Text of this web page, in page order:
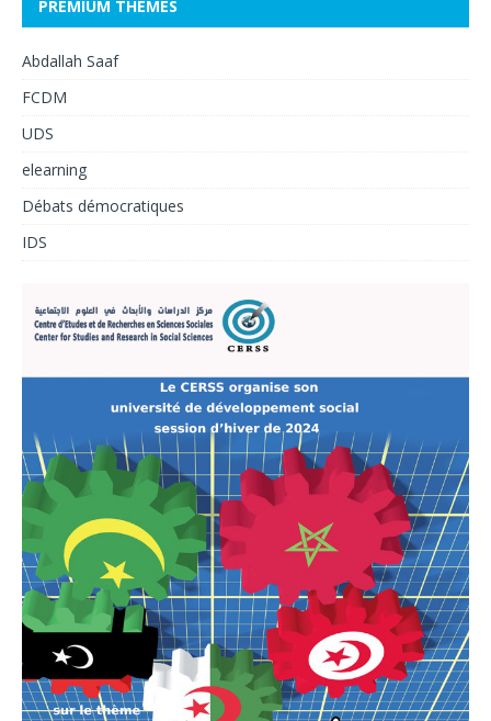
PREMIUM THEMES
Abdallah Saaf
FCDM
UDS
elearning
Débats démocratiques
IDS